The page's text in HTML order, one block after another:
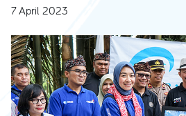
7 April 2023